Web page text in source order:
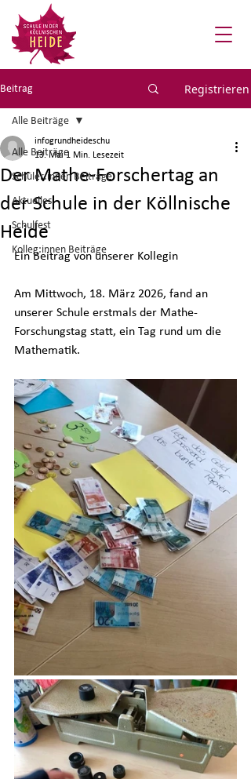
Beitrag Registrieren
Alle Beiträge
Schüler:innen Beiträge
Aktuelles
Schulfest
Kolleg:innen Beiträge
Alle Beiträge
Der Mathe-Forschertag an
der Schule in der Köllnische
Heide
infogrundheideschu
13. Mai 1 Min. Lesezeit
Ein Beitrag von unserer Kollegin
Am Mittwoch, 18. März 2026, fand an
unserer Schule erstmals der Mathe-
Forschungstag statt, ein Tag rund um die
Mathematik.